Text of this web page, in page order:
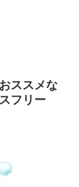
ススメな
フリー